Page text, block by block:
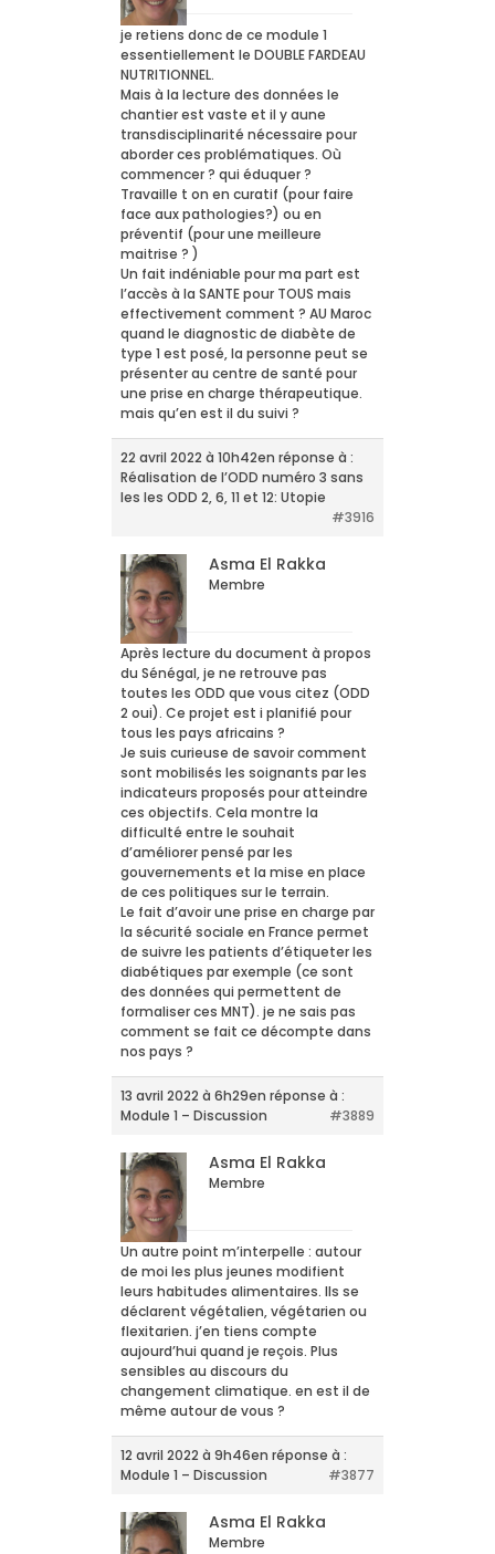
je retiens donc de ce module 1
essentiellement le DOUBLE FARDEAU
NUTRITIONNEL.
Mais à la lecture des données le
chantier est vaste et il y aune
transdisciplinarité nécessaire pour
aborder ces problématiques. Où
commencer ? qui éduquer ?
Travaille t on en curatif (pour faire
face aux pathologies?) ou en
préventif (pour une meilleure
maitrise ? )
Un fait indéniable pour ma part est
l’accès à la SANTE pour TOUS mais
effectivement comment ? AU Maroc
quand le diagnostic de diabète de
type 1 est posé, la personne peut se
présenter au centre de santé pour
une prise en charge thérapeutique.
mais qu’en est il du suivi ?
22 avril 2022 à 10h42en réponse à :
Réalisation de l’ODD numéro 3 sans
les les ODD 2, 6, 11 et 12: Utopie
#3916
Asma El Rakka
Membre
Après lecture du document à propos
du Sénégal, je ne retrouve pas
toutes les ODD que vous citez (ODD
2 oui). Ce projet est i planifié pour
tous les pays africains ?
Je suis curieuse de savoir comment
sont mobilisés les soignants par les
indicateurs proposés pour atteindre
ces objectifs. Cela montre la
difficulté entre le souhait
d’améliorer pensé par les
gouvernements et la mise en place
de ces politiques sur le terrain.
Le fait d’avoir une prise en charge par
la sécurité sociale en France permet
de suivre les patients d’étiqueter les
diabétiques par exemple (ce sont
des données qui permettent de
formaliser ces MNT). je ne sais pas
comment se fait ce décompte dans
nos pays ?
13 avril 2022 à 6h29en réponse à :
Module 1 – Discussion
#3889
Asma El Rakka
Membre
Un autre point m’interpelle : autour
de moi les plus jeunes modifient
leurs habitudes alimentaires. Ils se
déclarent végétalien, végétarien ou
flexitarien. j’en tiens compte
aujourd’hui quand je reçois. Plus
sensibles au discours du
changement climatique. en est il de
même autour de vous ?
12 avril 2022 à 9h46en réponse à :
Module 1 – Discussion
#3877
Asma El Rakka
Membre